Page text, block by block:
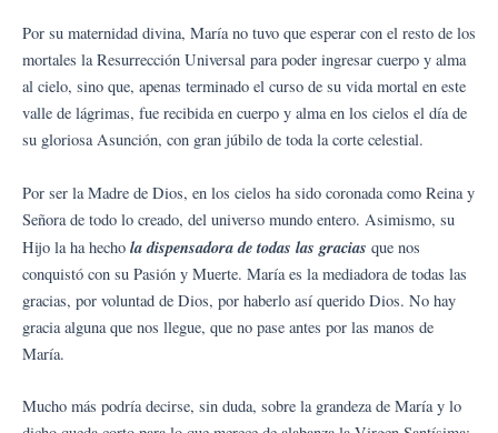
Por su maternidad divina, María no tuvo que esperar con el resto de los
mortales la Resurrección Universal para poder ingresar cuerpo y alma
al cielo, sino que, apenas terminado el curso de su vida mortal en este
valle de lágrimas, fue recibida en cuerpo y alma en los cielos el día de
su gloriosa Asunción, con gran júbilo de toda la corte celestial.
Por ser la Madre de Dios, en los cielos ha sido coronada como Reina y
Señora de todo lo creado, del universo mundo entero. Asimismo, su
Hijo la ha hecho la dispensadora de todas las gracias que nos
conquistó con su Pasión y Muerte. María es la mediadora de todas las
gracias, por voluntad de Dios, por haberlo así querido Dios. No hay
gracia alguna que nos llegue, que no pase antes por las manos de
María.
Mucho más podría decirse, sin duda, sobre la grandeza de María y lo